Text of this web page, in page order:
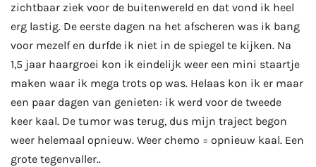
zichtbaar ziek voor de buitenwereld en dat vond ik heel
erg lastig. De eerste dagen na het afscheren was ik bang
voor mezelf en durfde ik niet in de spiegel te kijken. Na
1,5 jaar haargroei kon ik eindelijk weer een mini staartje
maken waar ik mega trots op was. Helaas kon ik er maar
een paar dagen van genieten: ik werd voor de tweede
keer kaal. De tumor was terug, dus mijn traject begon
weer helemaal opnieuw. Weer chemo = opnieuw kaal. Een
grote tegenvaller..